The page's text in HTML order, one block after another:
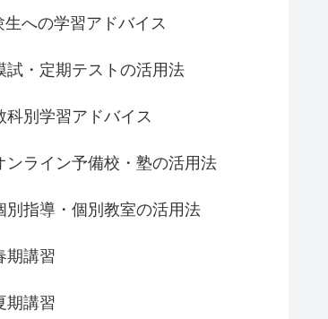
生への学習アドバイス
試・定期テストの活用法
科別学習アドバイス
ンライン予備校・塾の活用法
別指導・個別教室の活用法
期講習
期講習